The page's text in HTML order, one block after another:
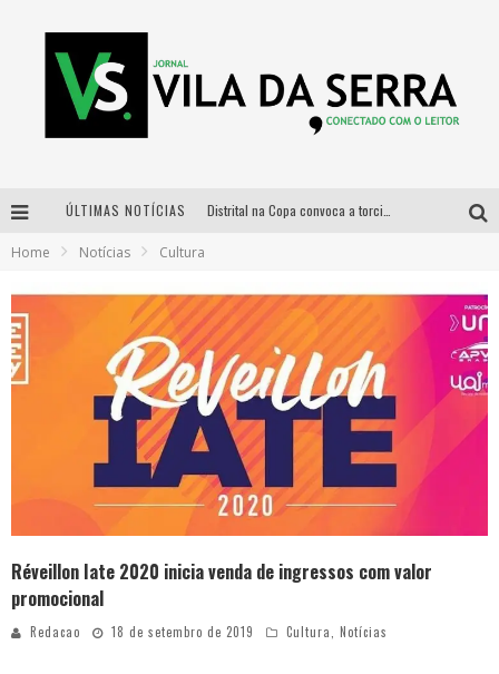
ÚLTIMAS NOTÍCIAS
Cidade Junina se consolida como vitrine estratégica para grandes marcas e se despede com Xand Avião e Mari Fernandez
Home Notícias Cultura
Réveillon Iate 2020 inicia venda de ingressos com valor
promocional
Redacao 18 de setembro de 2019 Cultura, Notícias